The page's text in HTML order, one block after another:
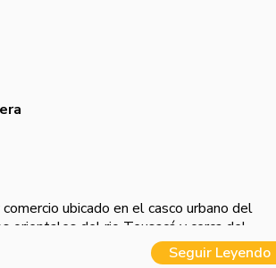
ubicado en el casco urbano del
orientales del rio Teusacá y cerca del
Seguir Leyendo